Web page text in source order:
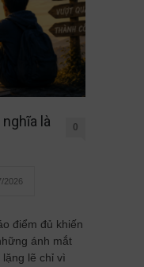
là
0
2026
điểm đủ khiến
ánh mắt
lẽ chỉ vì